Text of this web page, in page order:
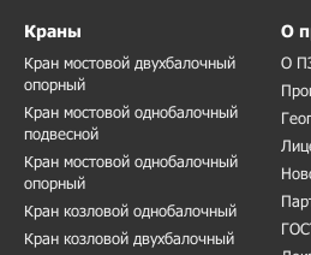
Краны
Кран мостовой двухбалочный
опорный
Кран мостовой однобалочный
подвесной
Кран мостовой однобалочный
опорный
Кран козловой однобалочный
Кран козловой двухбалочный
О
О